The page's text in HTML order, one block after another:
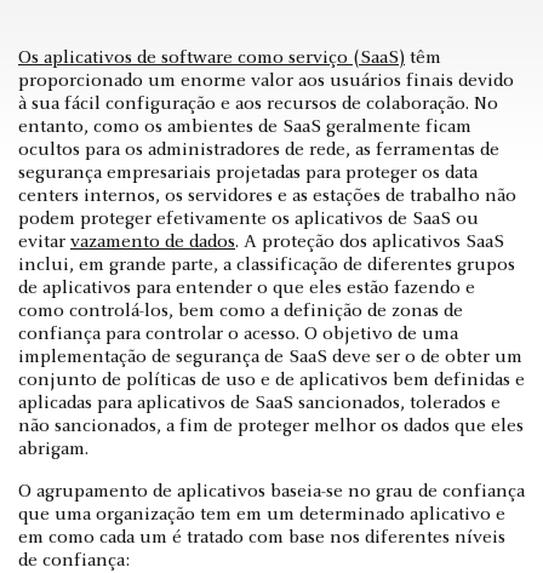
Os aplicativos de software como serviço (SaaS) têm
proporcionado um enorme valor aos usuários finais devido
à sua fácil configuração e aos recursos de colaboração. No
entanto, como os ambientes de SaaS geralmente ficam
ocultos para os administradores de rede, as ferramentas de
segurança empresariais projetadas para proteger os data
centers internos, os servidores e as estações de trabalho não
podem proteger efetivamente os aplicativos de SaaS ou
evitar vazamento de dados. A proteção dos aplicativos SaaS
inclui, em grande parte, a classificação de diferentes grupos
de aplicativos para entender o que eles estão fazendo e
como controlá-los, bem como a definição de zonas de
confiança para controlar o acesso. O objetivo de uma
implementação de segurança de SaaS deve ser o de obter um
conjunto de políticas de uso e de aplicativos bem definidas e
aplicadas para aplicativos de SaaS sancionados, tolerados e
não sancionados, a fim de proteger melhor os dados que eles
abrigam.
O agrupamento de aplicativos baseia-se no grau de confiança
que uma organização tem em um determinado aplicativo e
em como cada um é tratado com base nos diferentes níveis
de confiança: